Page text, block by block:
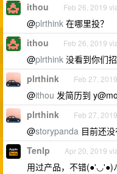
ithou Feb 26, 2019
@plrthink 在哪里投？
ithou Feb 26, 2019
@plrthink 没看到你们招
plrthink Feb 27, 2019
@ithou 发简历到
plrthink Feb 27,
@storypanda 目前还
Tenlp Apr 20, 2019
用过产品，不错(●'◡'●)